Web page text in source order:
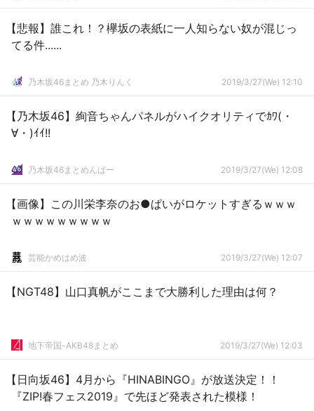
【悲報】誰これ！？欅坂の表紙に一人知らない奴が混じっ
てる件......
乃木坂46まとめ 乃木りんく 2019/3/27(We) 12:10
【乃木坂46】絢音ちゃんパネルがハイクオリティでｶﾜ(・
∀・)ｲｲ!!
乃木坂46まとめんばー 2019/3/27(We) 12:08
【画像】この川栄李奈のお●ぱいがロケットすぎるｗｗｗ
ｗｗｗｗｗｗｗｗｗ
芸能かめはめ波 2019/3/27(We) 12:07
【NGT48】山口真帆がここまで大勝利した理由は何？
地下帝国-AKB48まとめ 2019/3/27(We) 12:03
【日向坂46】4月から『HINABINGO』が放送決定！！
『ZIP!春フェス2019』で先ほど発表された模様！